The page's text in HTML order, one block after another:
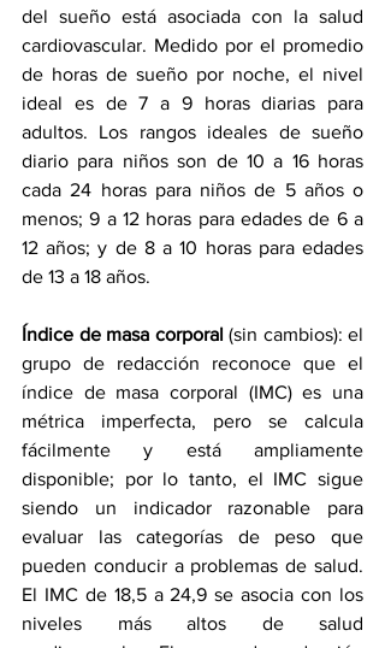
del sueño está asociada con la salud
cardiovascular. Medido por el promedio
de horas de sueño por noche, el nivel
ideal es de 7 a 9 horas diarias para
adultos. Los rangos ideales de sueño
diario para niños son de 10 a 16 horas
cada 24 horas para niños de 5 años o
menos; 9 a 12 horas para edades de 6 a
12 años; y de 8 a 10 horas para edades
de 13 a 18 años.
Índice de masa corporal (sin cambios): el
grupo de redacción reconoce que el
índice de masa corporal (IMC) es una
métrica imperfecta, pero se calcula
fácilmente y está ampliamente
disponible; por lo tanto, el IMC sigue
siendo un indicador razonable para
evaluar las categorías de peso que
pueden conducir a problemas de salud.
El IMC de 18,5 a 24,9 se asocia con los
niveles más altos de salud